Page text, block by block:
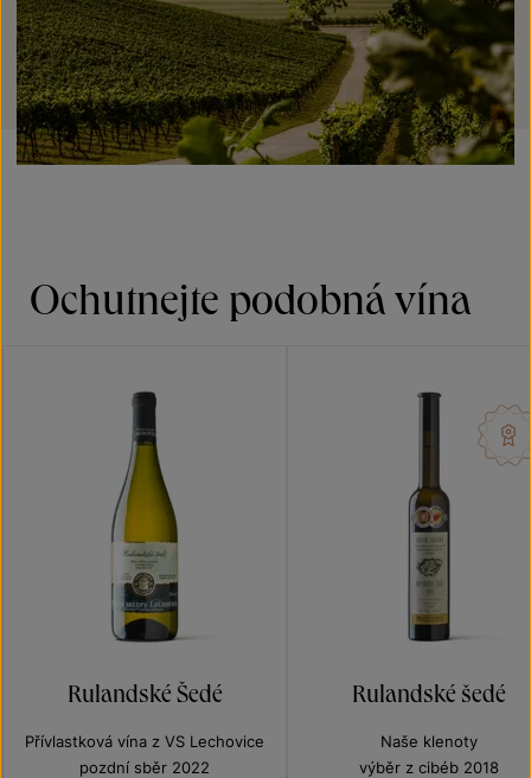
Ochutnejte podobná vína
Rulandské Šedé
Přívlastková vína z VS Lechovice
pozdní sběr 2022
Rulandské šedé
Naše klenoty
výběr z cibéb 2018